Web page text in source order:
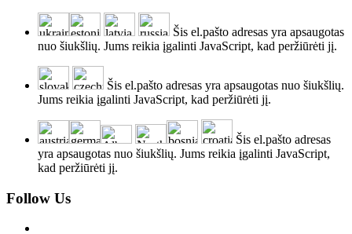
Šis el.pašto adresas yra apsaugotas
nuo šiukšlių. Jums reikia įgalinti JavaScript, kad peržiūrėti jį.
Šis el.pašto adresas yra apsaugotas nuo šiukšlių.
Jums reikia įgalinti JavaScript, kad peržiūrėti jį.
Šis el.pašto adresas
yra apsaugotas nuo šiukšlių. Jums reikia įgalinti JavaScript,
kad peržiūrėti jį.
Follow Us